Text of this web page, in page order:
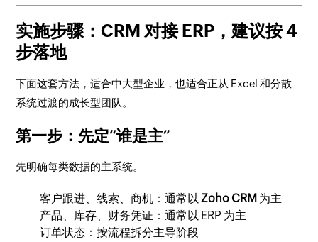
实施步骤：CRM 对接 ERP，建议按 4
步落地
下面这套方法，适合中大型企业，也适合正从 Excel 和分散
系统过渡的成长型团队。
第一步：先定“谁是主”
先明确每类数据的主系统。
客户跟进、线索、商机：通常以Zoho CRM 为主
产品、库存、财务凭证：通常以 ERP 为主
订单状态：按流程拆分主导阶段